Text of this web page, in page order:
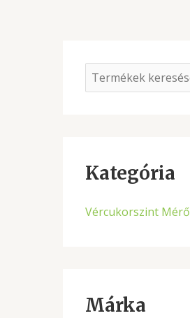
e
c
Kategória
Vércukorszint Mérő
Márka